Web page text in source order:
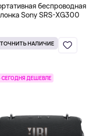
беспроводная
Sony SRS-XG300
НАЛИЧИЕ
СЕГОДНЯ ДЕШЕВЛЕ